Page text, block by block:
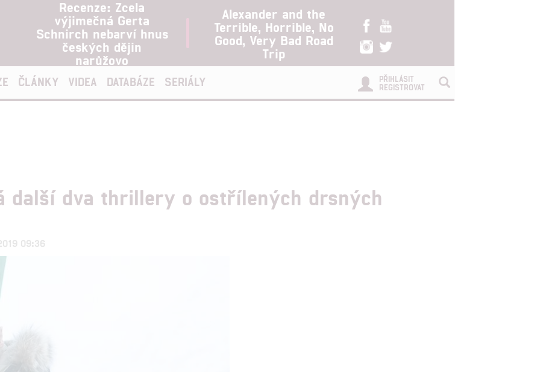
Recenze: Zcela
výjimečná Gerta
Schnirch nebarví hnus
českých dějin
narůžovo
Alexander and the
Terrible, Horrible, No
Good, Very Bad Road
Trip
ČLÁNKY VIDEA DATABÁZE SERIÁLY
PŘIHLÁSIT
REGISTROVAT
další dva thrillery o ostřílených drsných
09:36